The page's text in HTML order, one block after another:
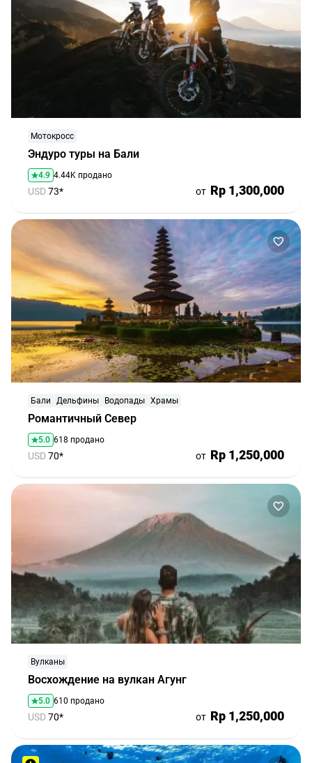
Эндуро туры на Бали
Мотокросс
4.9 4.44K продано
USD73* от Rp 1,300,000
Романтичный Север
Бали Дельфины Водопады Храмы
5.0 618 продано
USD70* от Rp 1,250,000
Восхождение на вулкан Агунг
Вулканы
5.0 610 продано
USD70* от Rp 1,250,000